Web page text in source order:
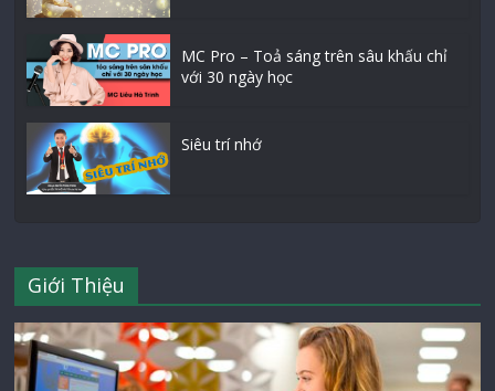
MC Pro – Toả sáng trên sâu khấu chỉ
với 30 ngày học
Siêu trí nhớ
Giới Thiệu